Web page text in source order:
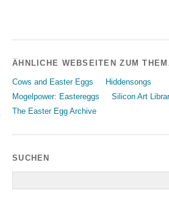
ÄHNLICHE WEBSEITEN ZUM
Cows and Easter Eggs
Hiddensongs
Mogelpower: Eastereggs
Silicon Art
The Easter Egg Archive
SUCHEN